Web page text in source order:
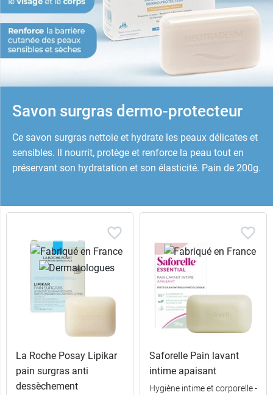
Savon surgras dermo-protecteur
Ce savon surgras nettoie et hydrate les peaux délicates et
sensibles. Il nourrit, protège et renforce la peau tout en
préservant son hydratation et son élasticité. Pain de 200g.
La Roche Posay Lipikar
pain surgras anti
dessèchement
Saforelle Pain lavant
intime apaisant
Hygiène intime et corporelle -